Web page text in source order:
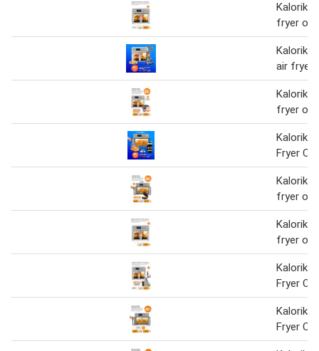
Kalorik
fryer
Kalorik
air fryer
Kalorik
fryer
Kalorik
Fryer
Kalorik
fryer
Kalorik
fryer
Kalorik
Fryer
Kalorik
Fryer